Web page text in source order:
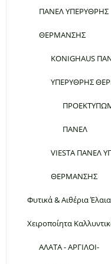
ΒΑΣΕΙΣ
Εταιρεία
Καλώς ήρθατε
Καλέστε μας
Τηλεφωνική
09:00 – 21:00
ΠΑΝΕΛ ΥΠΕΡΥΘΡΗΣ
ΘΕΡΜΑΝΣΗΣ
KONIGHAUS
ΥΠΕΡΥΘΡΗΣ
ΠΑΝΕΛ
VIESTA ΠΑΝΕΛ
ΘΕΡΜΑΝΣΗΣ
Φυτικά & Αιθέρια Έλαια
Χειροποίητα
ΑΛΑΤΑ - ΑΡΓΙΛΟΙ-